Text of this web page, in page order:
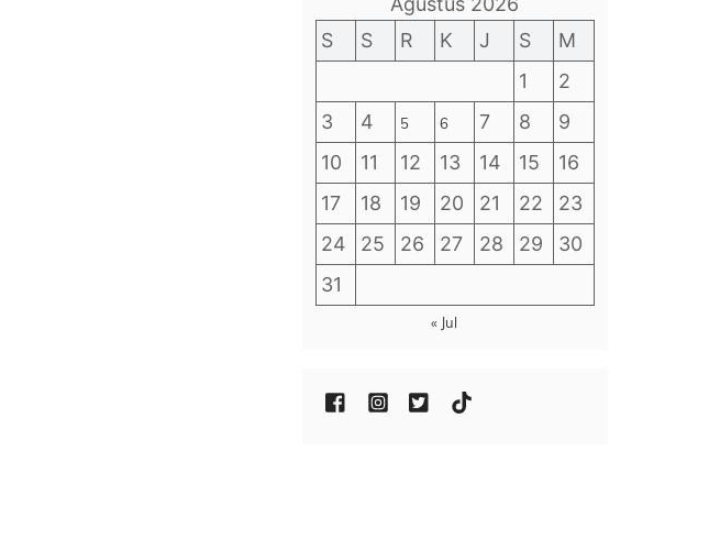
S
S R K J S
M
1
2
3
4 5 6 7 8
9
10
11 12 13 14 15
16
17
18 19 20 21 22
23
24
25 26 27 28 29
30
31
« Jul